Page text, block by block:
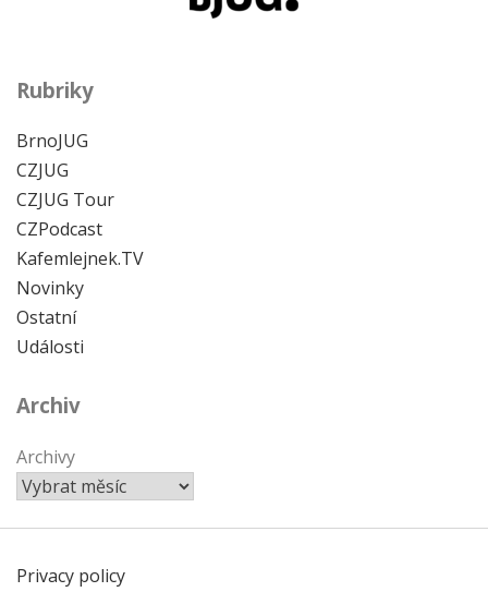
Rubriky
BrnoJUG
CZJUG
CZJUG Tour
CZPodcast
Kafemlejnek.TV
Novinky
Ostatní
Události
Archiv
Archivy
Privacy policy